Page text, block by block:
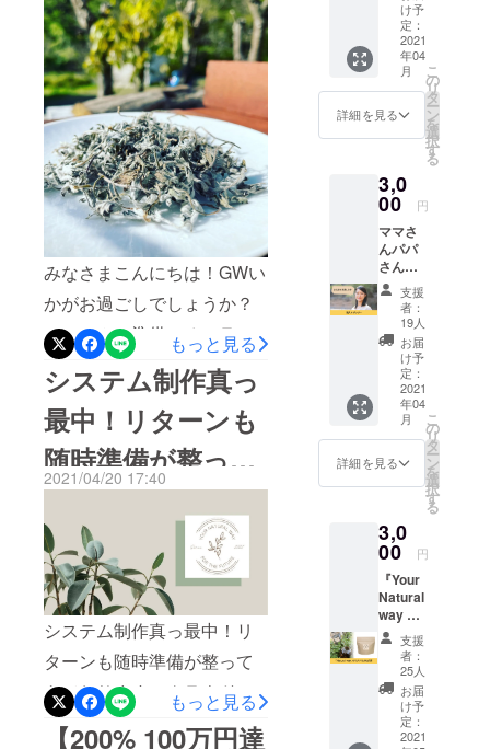
をお楽しみいただけます。
こちらからアクセスしてご
参加いただけます一度覗い
てみてください。
https://us02web.zoom.us/j/8
7106919771ミーティング
ID: 871 0691 9771ここまで
これましたのも、クラウド
ファンディングでご支援い
ただいた皆様のおかげ様で
す！今後ともどうぞよろし
くお願いいたします。
Natural way Japan合同会
社 代表 大原加奈子
うに、製造部隊も頑張って
おります。他お野菜、ギフ
トチケットとセットでご注
文の皆様は、今しばらくお
待ちくださいませ。準備の
LINE公式登録のキャンペー
ンも行っております！ ぜ
ひご確認くださいませ！
【家族の健康を守り生きる
力を身につける自然派オン
ラインサロン】【6月15日プ
レオープン】●公式LINE登
録→「オープンクーポン使
用」とトークに入力→1ヶ月
無料お試し会員登録完了→
公式ネットショップで使え
る500円クーポンもらえます
「Your Natural way」公式
LINE :
https://lin.ee/Rh7hBQ3insta
gramも始めました
instagram：
https://instagram.com/your_n
atural_way_japan?
みなさまこんにちは！GWい
かがお過ごしでしょうか？
システムの準備、オンライ
ンサロンの準備は順調に進
んでおります。よもぎ茶の
リターンをお選びいただい
た皆様、オリジナルのよも
ぎ茶のが着々と出来上がっ
てきております。今日は一
番の新芽の試作品を飲みな
がらの活動報告。ところで
皆様、このリターンでたま
たまよもぎ茶を選んだけ
ど、今まで特によもぎの存
在を気にしたことなかった
よ？という方も多いのでは
もっと見る
システム制作真っ
最中！リターンも
随時準備が整って
きております！
2021/04/20 17:40
システム制作真っ最中！リ
ターンも随時準備が整って
きております！クラウド
ファンディング達成から、
もっと見る
【200% 100万円達
ルを持ちな
がら自分で
選び、変化
を楽しむ女
性のロール
モデルを目
をしていま
孤独を
なくす
ための
サイト
『Your
Natural
way 』
をただ
ただ応
くださ
る方向
けのリ
ターン
です。
代表の
大原加
奈子よ
り熱い
お礼の
メール
をお送
りしま
す。
け予
定：
2021
年04
月
詳細を見る
こ
の
リ
タ
ー
ン
を
選
択
す
る
3,0
00 円
ママさ
んパパ
さん
の、産
前・産
後や育
児中の
孤独を
なくす
ための
サイト
『Your
Natural
way 』
スポン
サーに
権利で
す。
『Your
Natural
way 』
のHPに
スポン
サーと
してお
名前を
掲載さ
せてい
ただき
支援
者：
19人
お届
け予
定：
2021
年04
月
詳細を見る
こ
の
リ
タ
ー
ン
を
選
択
す
る
3,0
00 円
『Your
Natural
way 』
オリジ
ナルの
ヨモギ
茶をお
送りし
ます。
※４月に
支援
者：
25人
お届
け予
定：
2021